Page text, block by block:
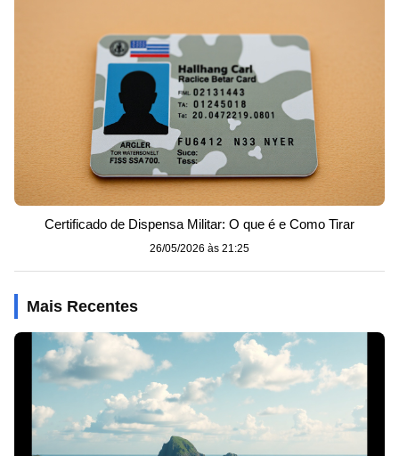
Certificado de Dispensa Militar: O que é e Como Tirar
26/05/2026 às 21:25
Mais Recentes